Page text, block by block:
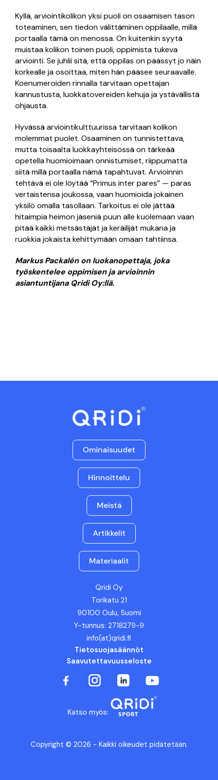
Kyllä, arviointikolikon yksi puoli on osaamisen tason
toteaminen, sen tiedon välittäminen oppilaalle, millä
portaalla tämä on menossa. On kuitenkin syytä
muistaa kolikon toinen puoli, oppimista tukeva
arviointi. Se juhlii sitä, että oppilas on päässyt jo näin
korkealle ja osoittaa, miten hän pääsee seuraavalle.
Koenumeroiden rinnalla tarvitaan opettajan
kannustusta, luokkatovereiden kehuja ja ystävällistä
ohjausta.
Hyvässä arviointikulttuurissa tarvitaan kolikon
molemmat puolet. Osaaminen on tunnistettava,
mutta toisaalta luokkayhteisössä on tärkeää
opetella huomioimaan onnistumiset, riippumatta
siitä millä portaalla nämä tapahtuvat. Arvioinnin
tehtävä ei ole löytää “Primus inter pares” — paras
vertaistensa joukossa, vaan huomioida jokainen
yksilö omalla tasollaan. Tarkoitus ei ole jättää
hitaimpia heimon jäseniä puun alle kuolemaan vaan
pitää kaikki metsästäjät ja keräilijät mukana ja
ruokkia jokaista kehittymään omaan tahtiinsa.
Markus Packalén on luokanopettaja, joka
työskentelee oppimisen ja arvioinnin
asiantuntijana Qridi Oy:llä.
Ominaisuudet
Hinnoittelu
Meistä
Artikkelit
Materiaalit
Qridi Oy
Torikatu 21
90100 Oulu, Suomi
Y-tunnus: 2718279-9
info(at)qridi.fi
Tietosuojasäännöt
Saavutettavuusseloste
Katso myös:
Copyright © 2026 - Kaikki oikeudet pidätetään.